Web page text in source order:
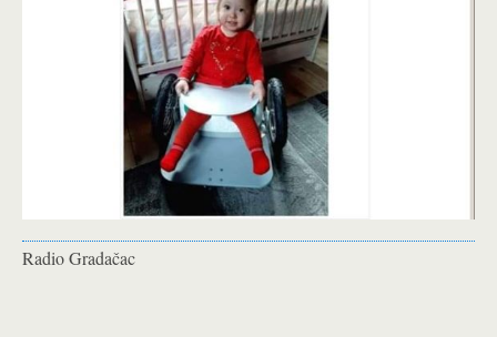
Radio Gradačac